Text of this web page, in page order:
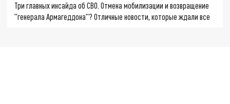
Три главных инсайда об СВО. Отмена мобилизации и возвращение
"генерала Армагеддона"? Отличные новости, которые ждали все